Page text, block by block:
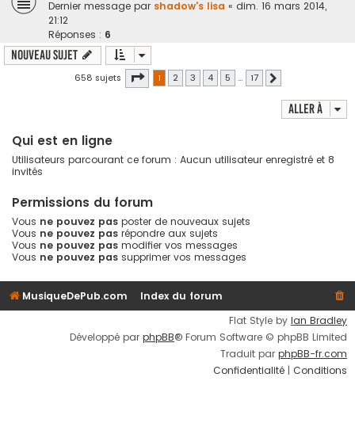
Dernier message par shadow's lisa « dim. 16 mars 2014,
21:12
Réponses : 6
Nouveau sujet
658 sujets Page 1sur17
1 2 3 4 5 … 17
Aller à
Qui est en ligne
Utilisateurs parcourant ce forum : Aucun utilisateur enregistré et 8
invités
Permissions du forum
Vous ne pouvez pas poster de nouveaux sujets
Vous ne pouvez pas répondre aux sujets
Vous ne pouvez pas modifier vos messages
Vous ne pouvez pas supprimer vos messages
MusiqueDePub.com
Index du forum
Flat Style by Ian Bradley
Développé par phpBB® Forum Software © phpBB Limited
Traduit par phpBB-fr.com
Confidentialité | Conditions